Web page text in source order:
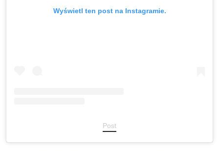
Wyświetl ten post na Instagramie.
Post